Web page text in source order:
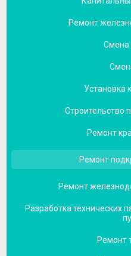
Ремонт
Смена
Установка
Строительство
Ремонт
Ремонт
Ремонт
Разработка технических
Ремонт